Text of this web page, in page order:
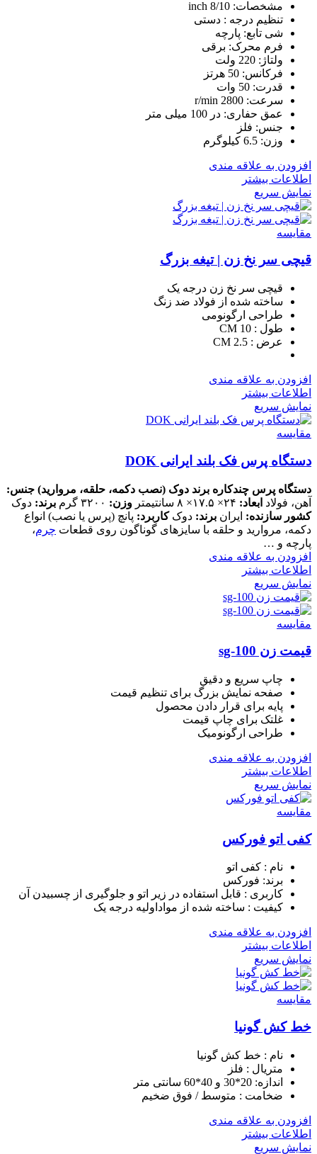
مشخصات: 8/10 inch
تنظیم درجه : دستی
شی تابع: پارچه
فرم محرک: برقی
ولتاژ: 220 ولت
فرکانس: 50 هرتز
قدرت: 50 وات
سرعت: 2800 r/min
عمق حفاری: در 100 میلی متر
جنس: فلز
وزن: 6.5 کیلوگرم
افزودن به علاقه مندی
اطلاعات بیشتر
نمایش سریع
مقايسه
قیچی سر نخ زن | تیغه بزرگ
قیچی سر نخ زن درجه یک
ساخته شده از فولاد ضد زنگ
طراحی ارگونومی
طول : 10 CM
عرض : 2.5 CM
افزودن به علاقه مندی
اطلاعات بیشتر
نمایش سریع
مقايسه
دستگاه پرس فک بلند ایرانی DOK
دستگاه پرس چندکاره برند دوک (نصب دکمه، حلقه، مروارید) جنس:
آهن، فولاد ابعاد: وزن: برند: دوک
کشور سازنده: ایران برند: دوککاربرد: پانچ (پرس یا نصب) انواع
دکمه، مروارید و حلقه با سایزهای گوناگون روی قطعات چرم،
پارچه و …
افزودن به علاقه مندی
اطلاعات بیشتر
نمایش سریع
مقايسه
قیمت زن sg-100
چاپ سریع و دقیق
صفحه نمایش بزرگ برای تنظیم قیمت
پایه برای قرار دادن محصول
غلتک برای چاپ قیمت
طراحی ارگونومیک
افزودن به علاقه مندی
اطلاعات بیشتر
نمایش سریع
مقايسه
کفی اتو فورکس
نام : کفی اتو
برند: فورکس
کاربری : قابل استفاده در زیر اتو و جلوگیری از چسبیدن آن
کیفیت : ساخته شده از مواداولیه درجه یک
افزودن به علاقه مندی
اطلاعات بیشتر
نمایش سریع
مقايسه
خط کش گونیا
نام : خط کش گونیا
متریال : فلز
اندازه: 20*30 و 40*60 سانتی متر
ضخامت : متوسط / فوق ضخیم
افزودن به علاقه مندی
اطلاعات بیشتر
نمایش سریع